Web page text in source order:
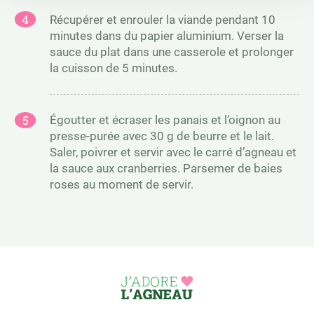
Récupérer et enrouler la viande pendant 10
minutes dans du papier aluminium. Verser la
sauce du plat dans une casserole et prolonger
la cuisson de 5 minutes.
Égoutter et écraser les panais et l’oignon au
presse-purée avec 30 g de beurre et le lait.
Saler, poivrer et servir avec le carré d’agneau et
la sauce aux cranberries. Parsemer de baies
roses au moment de servir.